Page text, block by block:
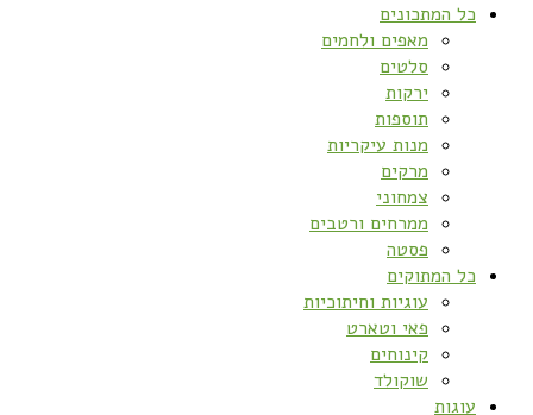
כל המתכונים
מאפים ולחמים
סלטים
ירקות
תוספות
מנות עיקריות
מרקים
צמחוני
ממרחים ורטבים
פסטה
כל המתוקים
עוגיות וחיתוכיות
פאי וטארט
קינוחים
שוקולד
עוגות